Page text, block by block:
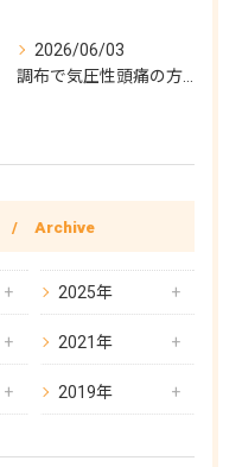
2026/06/03
Archive
2025年
2021年
2019年